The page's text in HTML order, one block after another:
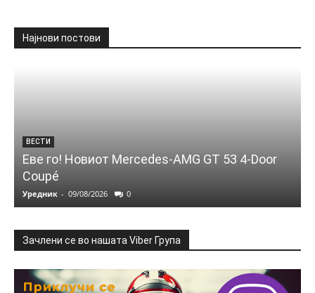
Најнови постови
ВЕСТИ
Еве го! Новиот Mercedes‑AMG GT 53 4‑Door
Coupé
Уредник - 09/08/2026 0
Зачлени се во нашата Viber Група